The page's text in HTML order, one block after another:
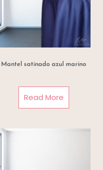
Mantel satinado azul marino
Read More